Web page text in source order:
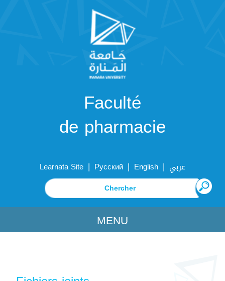
Faculté
de pharmacie
Learnata Site | Русский | English | عربي
MENU